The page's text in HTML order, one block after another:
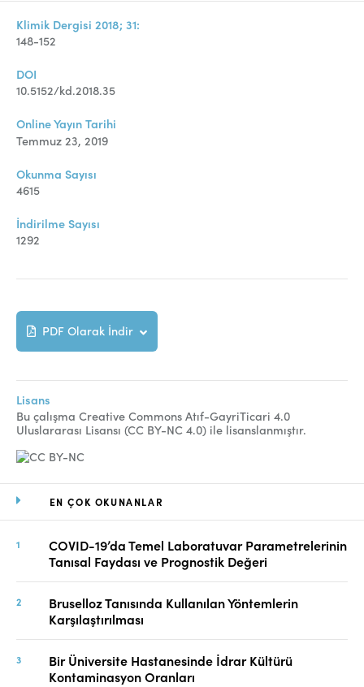
EN ÇOK OKUNANLAR
COVID-19’da Temel Laboratuvar Parametrelerinin
Tanısal Faydası ve Prognostik Değeri
Bruselloz Tanısında Kullanılan Yöntemlerin
Karşılaştırılması
Bir Üniversite Hastanesinde İdrar Kültürü
Kontaminasyon Oranları
Klimik Dergisi 2018; 31:
148-152
DOI
10.5152/kd.2018.35
Online Yayın Tarihi
Temmuz 23, 2019
Okunma Sayısı
4615
İndirilme Sayısı
1292
PDF Olarak İndir
Lisans
Bu çalışma Creative Commons Atıf-GayriTicari 4.0
Uluslararası Lisansı (CC BY-NC 4.0) ile lisanslanmıştır.